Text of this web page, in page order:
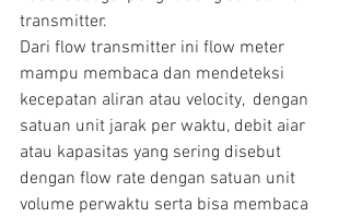
transmitter.
Dari flow transmitter ini flow meter
mampu membaca dan mendeteksi
kecepatan aliran atau velocity,  dengan
satuan unit jarak per waktu, debit aiar
atau kapasitas yang sering disebut
dengan flow rate dengan satuan unit
volume perwaktu serta bisa membaca